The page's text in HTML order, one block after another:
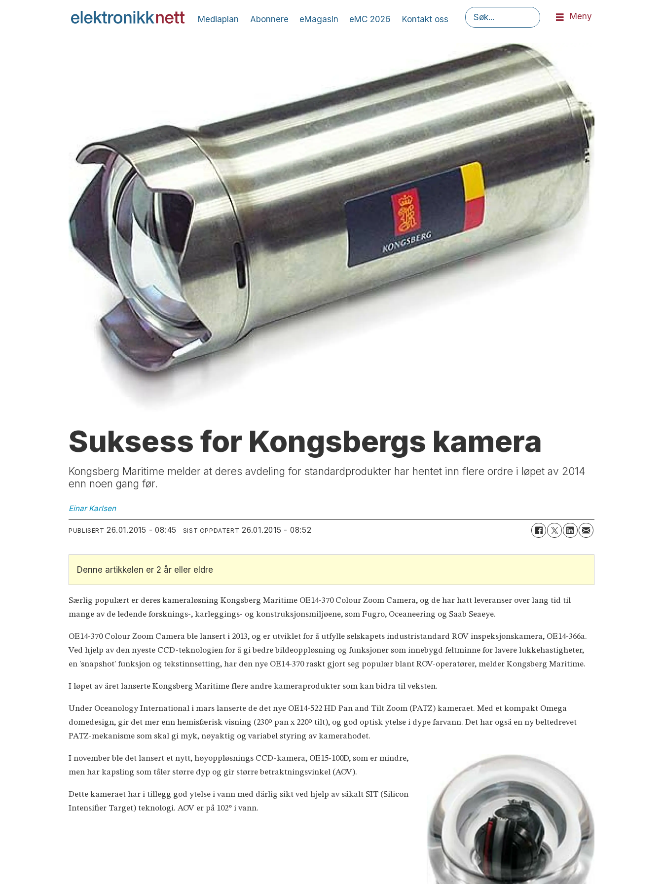
Mediaplan Abonnere eMagasin eMC 2026 Kontakt oss Søk
Meny
Suksess for Kongsbergs kamera
Kongsberg Maritime melder at deres avdeling for standardprodukter har hentet inn flere ordre i løpet av 2014
enn noen gang før.
Einar Karlsen
PUBLISERT 26.01.2015 - 08:45 SIST OPPDATERT 26.01.2015 - 08:52
Denne artikkelen er 2 år eller eldre
Særlig populært er deres kameraløsning Kongsberg Maritime OE14-370 Colour Zoom Camera, og de har hatt leveranser over lang tid til
mange av de ledende forsknings-, karleggings- og konstruksjonsmiljøene, som Fugro, Oceaneering og Saab Seaeye.
OE14-370 Colour Zoom Camera ble lansert i 2013, og er utviklet for å utfylle selskapets industristandard ROV inspeksjonskamera, OE14-366a.
Ved hjelp av den nyeste CCD-teknologien for å gi bedre bildeoppløsning og funksjoner som innebygd feltminne for lavere lukkehastigheter,
en 'snapshot' funksjon og tekstinnsetting, har den nye OE14-370 raskt gjort seg populær blant ROV-operatører, melder Kongsberg Maritime.
I løpet av året lanserte Kongsberg Maritime flere andre kameraprodukter som kan bidra til veksten.
Under Oceanology International i mars lanserte de det nye OE14-522 HD Pan and Tilt Zoom (PATZ) kameraet. Med et kompakt Omega
domedesign, gir det mer enn hemisfærisk visning (230º pan x 220º tilt), og god optisk ytelse i dype farvann. Det har også en ny beltedrevet
PATZ-mekanisme som skal gi myk, nøyaktig og variabel styring av kamerahodet.
I november ble det lansert et nytt, høyoppløsnings CCD-kamera, OE15-100D, som er mindre,
men har kapsling som tåler større dyp og gir større betraktningsvinkel (AOV).
Dette kameraet har i tillegg god ytelse i vann med dårlig sikt ved hjelp av såkalt SIT (Silicon
Intensifier Target) teknologi. AOV er på 102° i vann.